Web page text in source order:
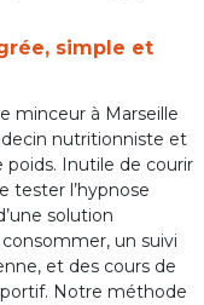
simple et
minceur à Marseille
nutritionniste et
Inutile de courir
tester l’hypnose
solution
un suivi
et des cours de
Notre méthode